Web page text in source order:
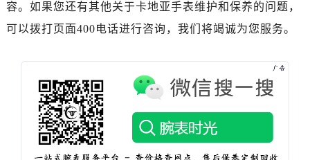
容。如果您还有其他关于卡地亚手表维护和保养的问题，
可以拨打页面400电话进行咨询，我们将竭诚为您服务。